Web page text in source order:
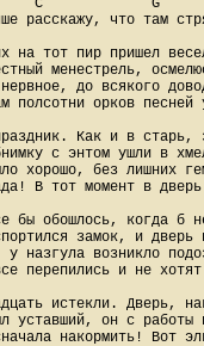
C             G
расскажу, что там
на тот пир пришел
менестрель,
до всякого
полсотни орков песней
Как и в старь,
с энтом ушли в
хорошо, без лишних
В тот момент в
бы обошлось, когда б
замок, и дверь
у назгула возникло
перепились и не
истекли. Дверь,
уставший, он с работы
накормить! Вот